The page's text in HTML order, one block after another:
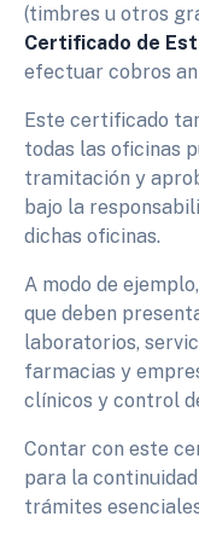
(timbres u otros
Certificado de
efectuar cobros
Este certificado
todas las oficinas
tramitación y
bajo la
dichas oficinas.
A modo de
que deben
laboratorios,
farmacias y
clínicos y control
Contar con este
para la
trámites